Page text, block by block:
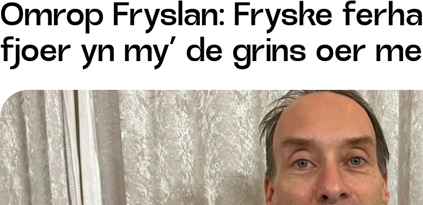
Omrop Fryslan: Fryske
fjoer yn my’ de grins oer